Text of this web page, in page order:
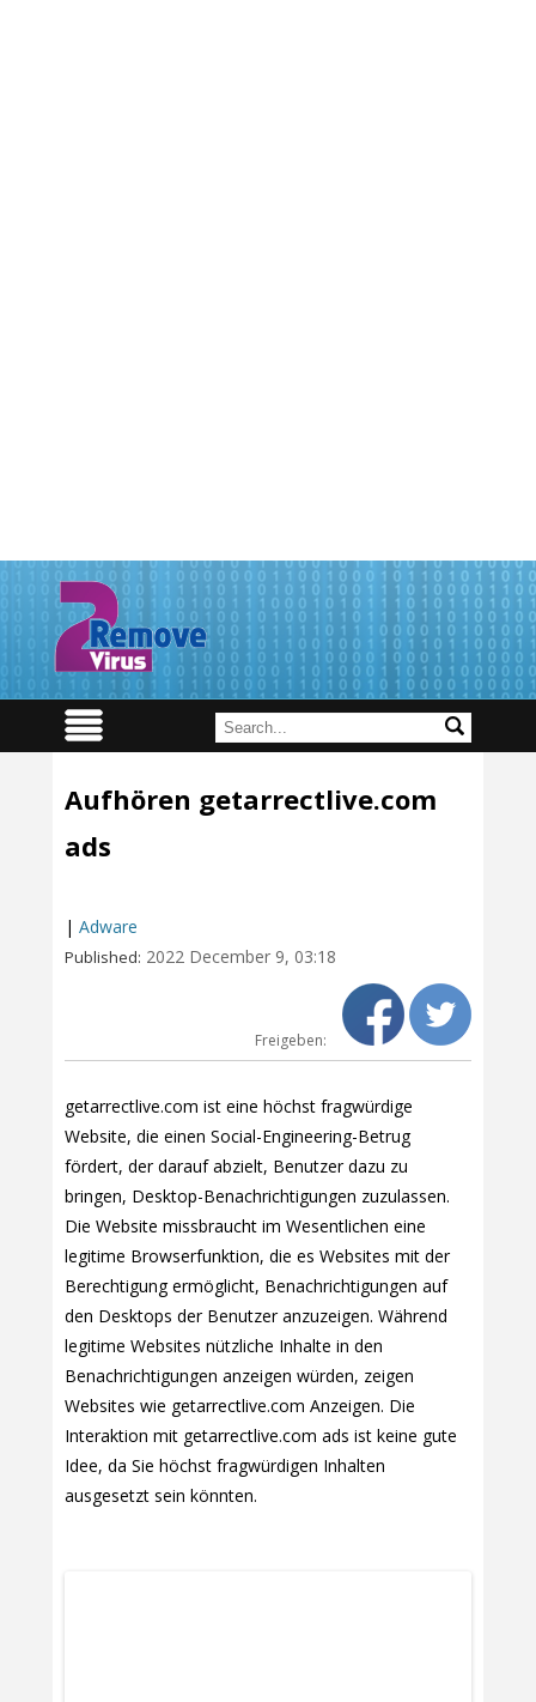
Aufhören getarrectlive.com
ads
| Adware
Published: 2022 December 9, 03:18
Freigeben:
getarrectlive.com ist eine höchst fragwürdige
Website, die einen Social-Engineering-Betrug
fördert, der darauf abzielt, Benutzer dazu zu
bringen, Desktop-Benachrichtigungen zuzulassen.
Die Website missbraucht im Wesentlichen eine
legitime Browserfunktion, die es Websites mit der
Berechtigung ermöglicht, Benachrichtigungen auf
den Desktops der Benutzer anzuzeigen. Während
legitime Websites nützliche Inhalte in den
Benachrichtigungen anzeigen würden, zeigen
Websites wie getarrectlive.com Anzeigen. Die
Interaktion mit getarrectlive.com ads ist keine gute
Idee, da Sie höchst fragwürdigen Inhalten
ausgesetzt sein könnten.